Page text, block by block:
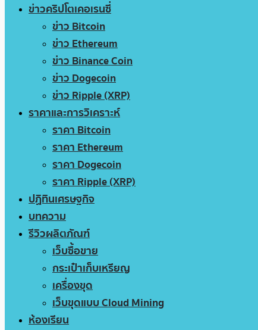
ข่าวคริปโตเคอเรนซี่
ข่าว Bitcoin
ข่าว Ethereum
ข่าว Binance Coin
ข่าว Dogecoin
ข่าว Ripple (XRP)
ราคาและการวิเคราะห์
ราคา Bitcoin
ราคา Ethereum
ราคา Dogecoin
ราคา Ripple (XRP)
ปฏิทินเศรษฐกิจ
บทความ
รีวิวผลิตภัณฑ์
เว็บซื้อขาย
กระเป๋าเก็บเหรียญ
เครื่องขุด
เว็บขุดแบบ Cloud Mining
ห้องเรียน